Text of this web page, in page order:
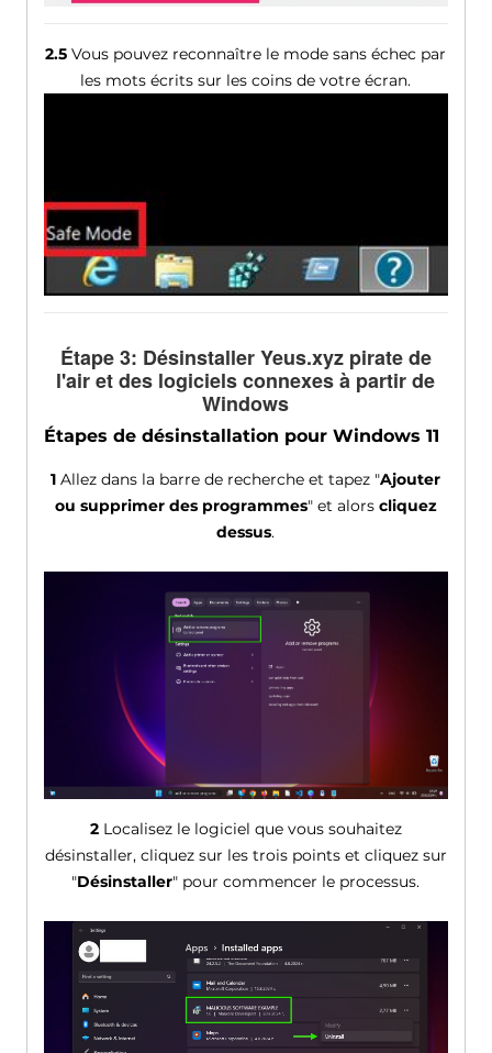
2.5 Vous pouvez reconnaître le mode sans échec par
les mots écrits sur les coins de votre écran.
Étape 3: Désinstaller Yeus.xyz pirate de
l'air et des logiciels connexes à partir de
Windows
Étapes de désinstallation pour Windows 11
1 Allez dans la barre de recherche et tapez "Ajouter
ou supprimer des programmes" et alors cliquez
dessus.
2Localisez le logiciel que vous souhaitez
désinstaller, cliquez sur les trois points et cliquez sur
"Désinstaller" pour commencer le processus.